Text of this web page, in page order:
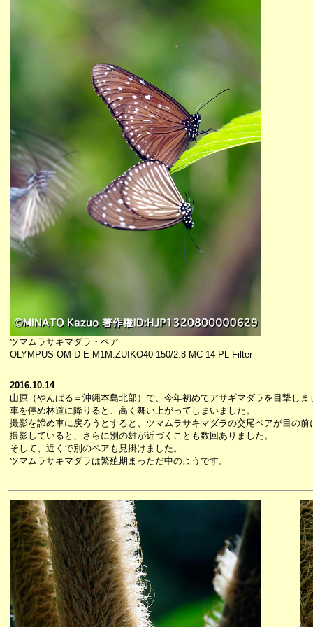
ツマムラサキマダラ・ペア
OLYMPUS OM-D E-M1M.ZUIKO40-150/2.8 MC-14 PL-Filter
2016.10.14
山原（やんばる＝沖縄本島北部）で、今年初めてアサギマダラを目撃しま
車を停め林道に降りると、高く舞い上がってしまいました。
撮影を諦め車に戻ろうとすると、ツマムラサキマダラの交尾ペアが目の前
撮影していると、さらに別の雄が近づくことも数回ありました。
そして、近くで別のペアも見掛けました。
ツマムラサキマダラは繁殖期まっただ中のようです。